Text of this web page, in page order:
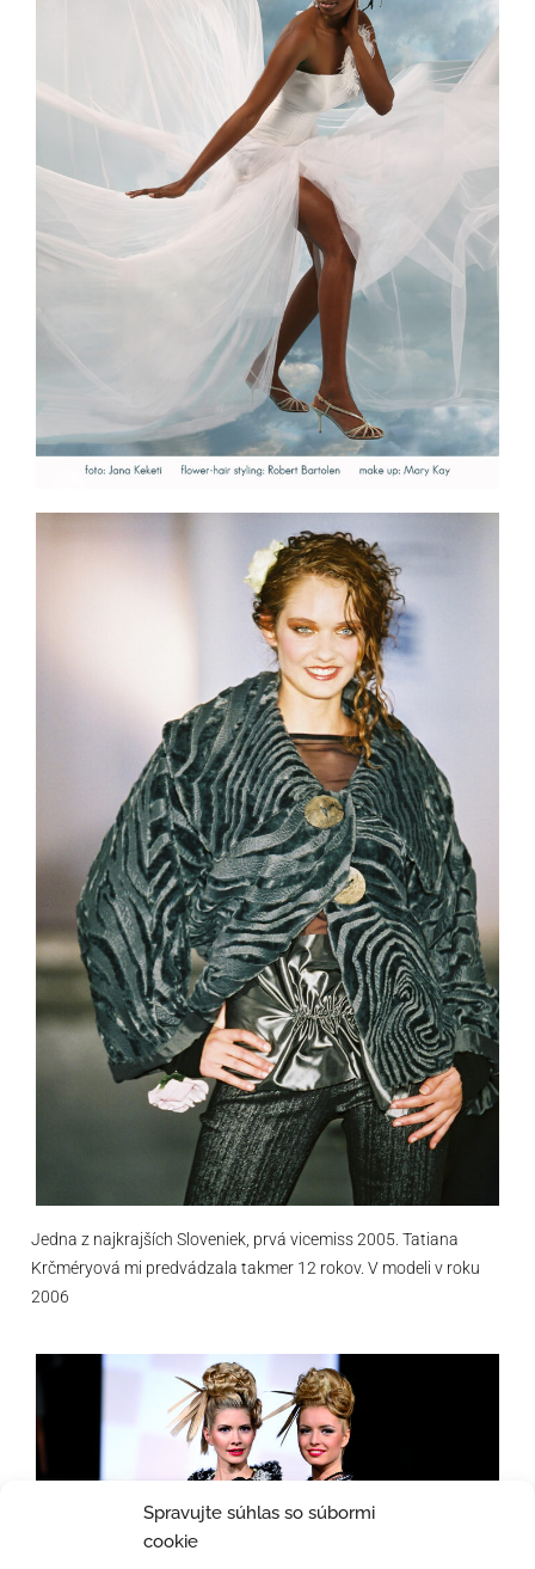
Spravujte súhlas so súbormi
cookie
Jedna z najkrajších Sloveniek, prvá vicemiss 2005. Tatiana
Krčméryová mi predvádzala takmer 12 rokov. V modeli v roku
2006